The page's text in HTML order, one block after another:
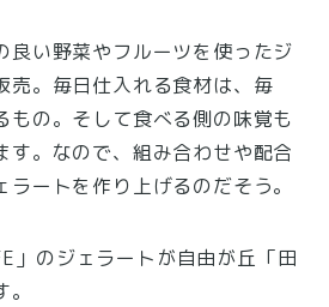
良い野菜やフルーツを使ったジ
売。毎日仕入れる食材は、毎
もの。そして食べる側の味覚も
す。なので、組み合わせや配合
ートを作り上げるのだそう。
」のジェラートが自由が丘「田